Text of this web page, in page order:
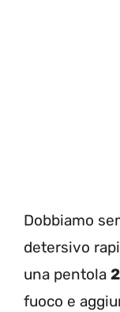
Dobbiamo
detersivo
una pentola
fuoco e